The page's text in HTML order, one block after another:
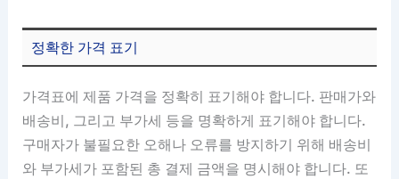
정확한 가격 표기
가격표에 제품 가격을 정확히 표기해야 합니다. 판매가와
배송비, 그리고 부가세 등을 명확하게 표기해야 합니다.
구매자가 불필요한 오해나 오류를 방지하기 위해 배송비
와 부가세가 포함된 총 결제 금액을 명시해야 합니다. 또